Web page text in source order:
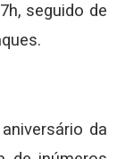
seguido de
da